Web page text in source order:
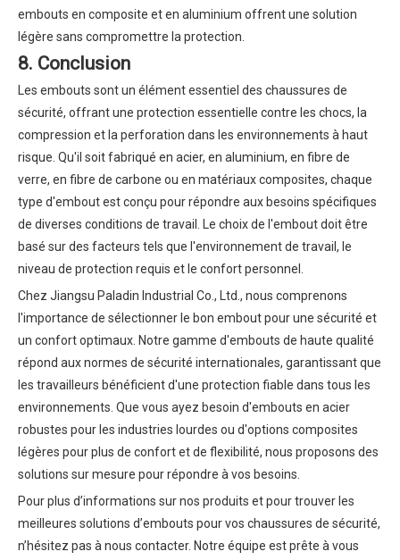
embouts en composite et en aluminium offrent une solution
légère sans compromettre la protection.
8. Conclusion
Les embouts sont un élément essentiel des chaussures de
sécurité, offrant une protection essentielle contre les chocs, la
compression et la perforation dans les environnements à haut
risque. Qu'il soit fabriqué en acier, en aluminium, en fibre de
verre, en fibre de carbone ou en matériaux composites, chaque
type d'embout est conçu pour répondre aux besoins spécifiques
de diverses conditions de travail. Le choix de l'embout doit être
basé sur des facteurs tels que l'environnement de travail, le
niveau de protection requis et le confort personnel.
Chez Jiangsu Paladin Industrial Co., Ltd., nous comprenons
l'importance de sélectionner le bon embout pour une sécurité et
un confort optimaux. Notre gamme d'embouts de haute qualité
répond aux normes de sécurité internationales, garantissant que
les travailleurs bénéficient d'une protection fiable dans tous les
environnements. Que vous ayez besoin d'embouts en acier
robustes pour les industries lourdes ou d'options composites
légères pour plus de confort et de flexibilité, nous proposons des
solutions sur mesure pour répondre à vos besoins.
Pour plus d’informations sur nos produits et pour trouver les
meilleures solutions d’embouts pour vos chaussures de sécurité,
n’hésitez pas à nous contacter. Notre équipe est prête à vous